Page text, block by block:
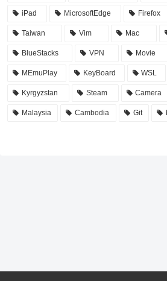
iPad MicrosoftEdge Firefox
Taiwan Vim Mac
BlueStacks VPN Movie
MEmuPlay KeyBoard WSL
Kyrgyzstan Steam Camera
Malaysia Cambodia Git